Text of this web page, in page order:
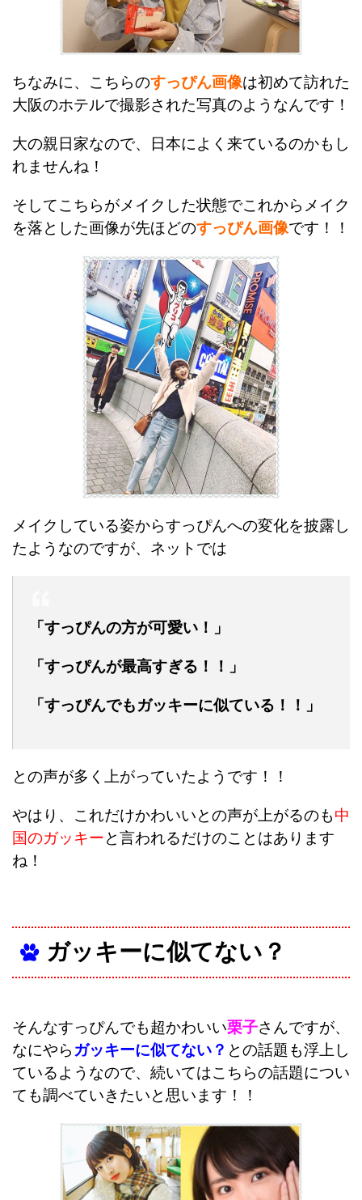
ちなみに、こちらのすっぴん画像は初めて訪れた
大阪のホテルで撮影された写真のようなんです！
大の親日家なので、日本によく来ているのかもし
れませんね！
そしてこちらがメイクした状態でこれからメイク
を落とした画像が先ほどのすっぴん画像です！！
メイクしている姿からすっぴんへの変化を披露し
たようなのですが、ネットでは
「すっぴんの方が可愛い！」
「すっぴんが最高すぎる！！」
「すっぴんでもガッキーに似ている！！」
との声が多く上がっていたようです！！
やはり、これだけかわいいとの声が上がるのも中
国のガッキーと言われるだけのことはあります
ね！
ガッキーに似てない？
そんなすっぴんでも超かわいい栗子さんですが、
なにやら ガッキーに似てない？ との話題も浮上し
ているようなので、続いてはこちらの話題につい
ても調べていきたいと思います！！